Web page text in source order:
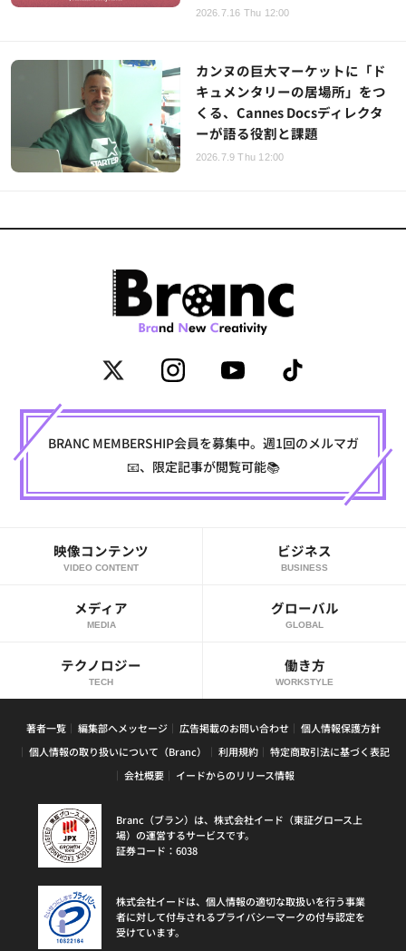
2026.7.16 Thu 12:00
カンヌの巨大マーケットに「ド
キュメンタリーの居場所」をつ
くる、Cannes Docsディレクタ
ーが語る役割と課題
2026.7.9 Thu 12:00
BRANC MEMBERSHIP会員を募集中。週1回のメルマガ
📧、限定記事が閲覧可能📚
映像コンテンツ
VIDEO CONTENT
ビジネス
BUSINESS
メディア
MEDIA
グローバル
GLOBAL
テクノロジー
TECH
働き方
WORKSTYLE
著者一覧 編集部へメッセージ 広告掲載のお問い合わせ
個人情報保護方針
個人情報の取り扱いについて（Branc）
利用規約
特定商取引法に基づく表記
会社概要
イードからのリリース情報
Branc（ブラン）は、株式会社イード（東証グロース上
場）の運営するサービスです。
証券コード：6038
株式会社イードは、個人情報の適切な取扱いを行う事業
者に対して付与されるプライバシーマークの付与認定を
受けています。